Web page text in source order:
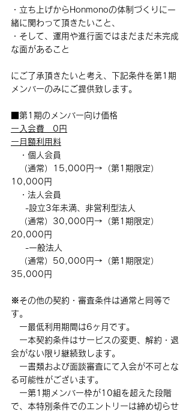
・立ち上げからHonmonoの体制づくりに一
緒に関わって頂きたいこと、
・そして、運用や進行面ではまだまだ未完成
な面があること
にご了承頂きたいと考え、下記条件を第1期
メンバーのみにご提供致します。
■第1期のメンバー向け価格
ー入会費　0円
ー月額利用料
・ 個人会員
（通常）15,000円→ （第1期限定）
10,000円
・ 法人会員
-設立3年未満、非営利型法人
（通常）30,000円→ （第1期限定）
20,000円
-一般法人
（通常）50,000円→ （第1期限定）
35,000円
※その他の契約・審査条件は通常と同等で
す。
ー最低利用期間は6ヶ月です。
ー本契約条件はサービスの変更、解約・退
会がない限り継続致します。
ー書類および面談審査にて入会が不可とな
る可能性がございます。
ー第1期メンバー枠が10組を超えた段階
で、本特別条件でのエントリーは締め切らせ